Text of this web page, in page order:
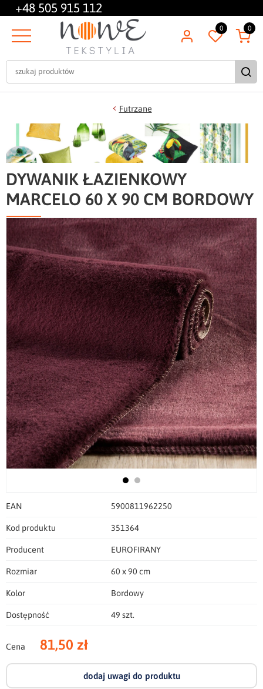
+48 505 915 112
0 0
Futrzane
DYWANIK ŁAZIENKOWY
MARCELO 60 X 90 CM BORDOWY
EAN 5900811962250
Kod produktu 351364
Producent EUROFIRANY
Rozmiar 60 x 90 cm
Kolor Bordowy
Dostępność 49 szt.
Cena 81,50 zł
dodaj uwagi do produktu